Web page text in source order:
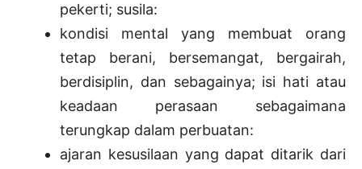
pekerti; susila:
kondisi mental yang membuat orang
tetap berani, bersemangat, bergairah,
berdisiplin, dan sebagainya; isi hati atau
keadaan perasaan sebagaimana
terungkap dalam perbuatan:
ajaran kesusilaan yang dapat ditarik dari